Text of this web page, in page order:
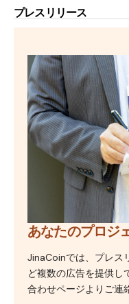
プレスリリース
あなたのプロジ
JinaCoinでは、プレス
ど複数の広告を提供し
合わせページよりご連